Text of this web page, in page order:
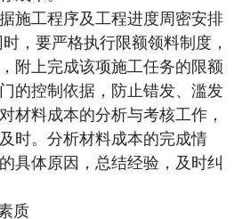
施工程序及工程进度周密安排
，要严格执行限额领料制度，
附上完成该项施工任务的限额
的控制依据，防止错发、滥发
材料成本的分析与考核工作，
时。分析材料成本的完成情
具体原因，总结经验，及时纠
质